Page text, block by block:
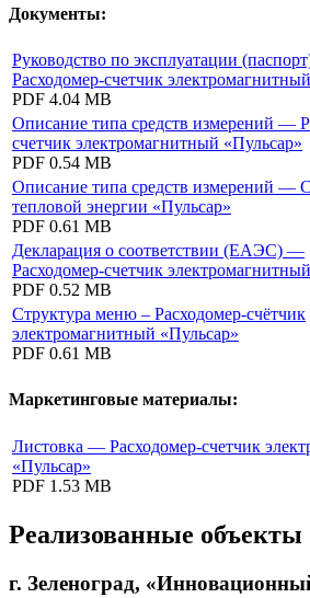
Документы:
Руководство по эксплуатации
Расходомер-счетчик
PDF 4.04 MB
Описание типа средств измерений —
счетчик электромагнитный «Пульсар»
PDF 0.54 MB
Описание типа средств измерений —
тепловой энергии «Пульсар»
PDF 0.61 MB
Декларация о соответствии (ЕАЭС) —
Расходомер-счетчик
PDF 0.52 MB
Структура меню – Расходомер-счётчик
электромагнитный «Пульсар»
PDF 0.61 MB
Маркетинговые материалы:
Листовка — Расходомер-счетчик
«Пульсар»
PDF 1.53 MB
Реализованные объекты
г. Зеленоград,